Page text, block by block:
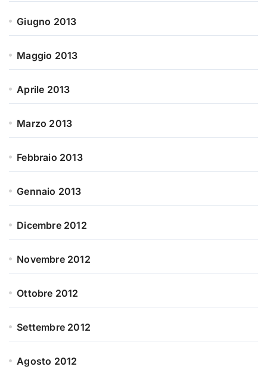
Giugno 2013
Maggio 2013
Aprile 2013
Marzo 2013
Febbraio 2013
Gennaio 2013
Dicembre 2012
Novembre 2012
Ottobre 2012
Settembre 2012
Agosto 2012